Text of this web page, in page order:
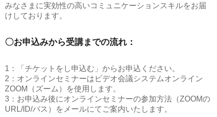
みなさまに実効性の高いコミュニケーションスキルをお届
けしております。
〇お申込みから受講までの流れ：
1：「チケットをし申込む」からお申込ください。
2：オンラインセミナーはビデオ会議システムオンライン
ZOOM（ズーム）を使用します。
3：お申込み後にオンラインセミナーの参加方法（ZOOMの
URL/ID/パス）をメールにてご案内いたします。